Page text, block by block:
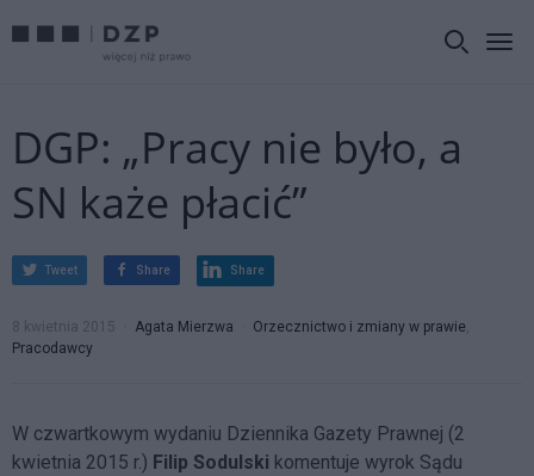
DGP: „Pracy nie było, a
SN każe płacić”
Tweet Share Share
8 kwietnia 2015 Agata Mierzwa Orzecznictwo i zmiany w prawie,
Pracodawcy
W czwartkowym wydaniu Dziennika Gazety Prawnej (2
kwietnia 2015 r.) Filip Sodulski komentuje wyrok Sądu